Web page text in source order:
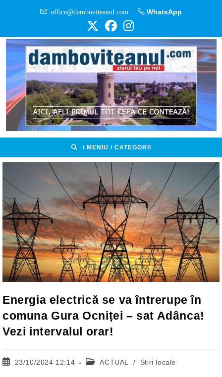
office@damboviteanul.com WhatsApp
/ MENIU / CATEGORII
Energia electrică se va întrerupe în
comuna Gura Ocniței – sat Adânca!
Vezi intervalul orar!
Post23/10/2024 12:14
PostACTUAL / Stiri locale